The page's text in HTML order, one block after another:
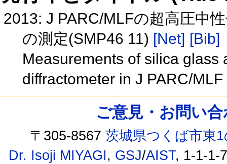
2013: J PARC/MLFの超高圧中
の測定(SMP46 11) [Net] [Bib]
Measurements of silica
diffractometer in J PARC/
ご意見・お問い
〒305-8567茨城県つくば市東
Dr. Isoji MIYAGI, GSJ/AIST, 1-1-1-